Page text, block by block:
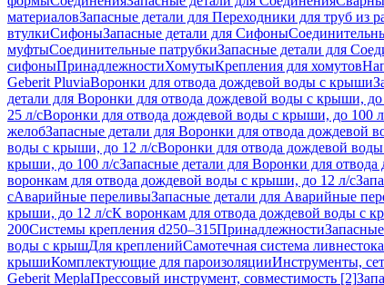
материаловЗапасные детали для Переходники для труб из
втулкиСифоныЗапасные детали для Сифоны
муфтыСоединительные патрубкиЗапасные детали для
сифоныПринадлежностиХомутыКрепления для хомутов
Geberit PluviaВоронки для отвода дождевой воды с крыши
детали для Воронки для отвода дождевой воды с крыши, до
25 л/сВоронки для отвода дождевой воды с крыши, до 100
желобЗапасные детали для Воронки для отвода дождевой
воды с крыши, до 12 л/сВоронки для отвода дождевой
крыши, до 100 л/сЗапасные детали для Воронки для
воронкам для отвода дождевой воды с крыши, до 12 л/с
сАварийные переливыЗапасные детали для Аварийные
крыши, до 12 л/сК воронкам для отвода дождевой воды с
200Системы крепления d250–315Принадлежности
воды с крышДля крепленийСамотечная система
крышиКомплектующие для пароизоляцииИнструменты,
Geberit MeplaПрессовый инструмент, совместимость [2]